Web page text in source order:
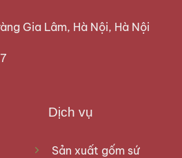
Gia Lâm, Hà Nội, Hà Nội
Dịch vụ
Sản xuất gốm sứ